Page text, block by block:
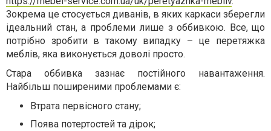
Зокрема це стосується диванів, в яких каркаси зберегли
ідеальний стан, а проблеми лише з оббивкою. Все, що
потрібно зробити в такому випадку – це перетяжка
меблів, яка виконується доволі просто.
Стара оббивка зазнає постійного навантаження.
Найбільш поширеними проблемами є:
Втрата первісного стану;
Поява потертостей та дірок;